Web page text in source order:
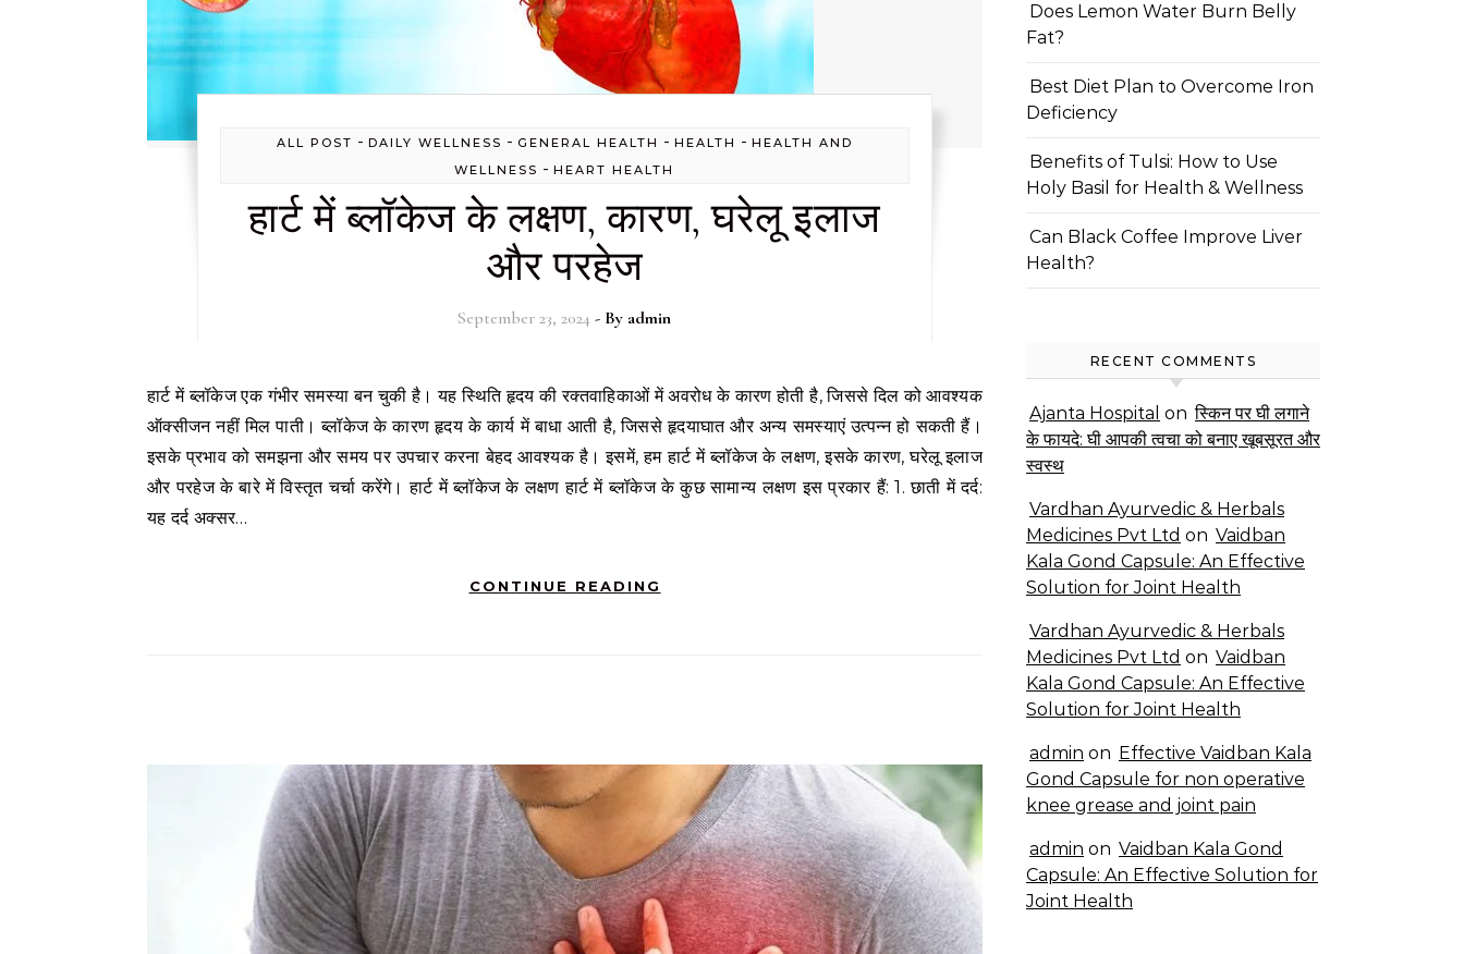
ALL POST - DAILY WELLNESS - GENERAL HEALTH - HEALTH - HEALTH AND
WELLNESS -HEART HEALTH
हार्ट में ब्लॉकेज के लक्षण, कारण, घरेलू इलाज
और परहेज
September 23, 2024 - By admin
हार्ट में ब्लॉकेज एक गंभीर समस्या बन चुकी है। यह स्थिति हृदय की रक्तवाहिकाओं में अवरोध के कारण होती है, जिससे दिल को आवश्यक
ऑक्सीजन नहीं मिल पाती। ब्लॉकेज के कारण हृदय के कार्य में बाधा आती है, जिससे हृदयाघात और अन्य समस्याएं उत्पन्न हो सकती हैं।
इसके प्रभाव को समझना और समय पर उपचार करना बेहद आवश्यक है। इसमें, हम हार्ट में ब्लॉकेज के लक्षण, इसके कारण, घरेलू इलाज
और परहेज के बारे में विस्तृत चर्चा करेंगे। हार्ट में ब्लॉकेज के लक्षण हार्ट में ब्लॉकेज के कुछ सामान्य लक्षण इस प्रकार हैं: 1. छाती में दर्द:
यह दर्द अक्सर…
CONTINUE READING
Does Lemon Water Burn Belly
Fat?
Best Diet Plan to Overcome Iron
Deficiency
Benefits of Tulsi: How to Use
Holy Basil for Health & Wellness
Can Black Coffee Improve Liver
Health?
RECENT COMMENTS
Ajanta Hospital on स्किन पर घी लगाने
के फायदे: घी आपकी त्वचा को बनाए खूबसूरत और
स्वस्थ
Vardhan Ayurvedic & Herbals
Medicines Pvt Ltd on Vaidban
Kala Gond Capsule: An Effective
Solution for Joint Health
Vardhan Ayurvedic & Herbals
Medicines Pvt Ltd on Vaidban
Kala Gond Capsule: An Effective
Solution for Joint Health
admin on Effective Vaidban Kala
Gond Capsule for non operative
knee grease and joint pain
admin on Vaidban Kala Gond
Capsule: An Effective Solution for
Joint Health